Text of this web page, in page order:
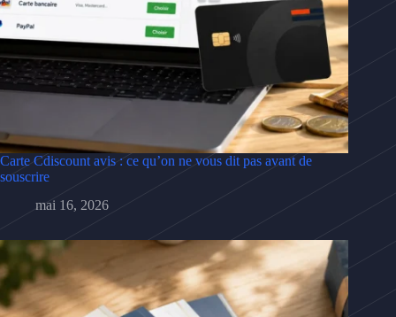
Carte Cdiscount avis : ce qu’on ne vous dit pas avant de
souscrire
mai 16, 2026